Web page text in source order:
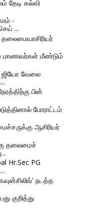
தேடி கல்வி
-
...
மாணவர்கள் மீண்டும்
ஜியோ வேலை
பின்
போராட்டம்
ஆசிரியர்
தலைமைச்
Hr.Sec PG
நடத்த
குறித்து